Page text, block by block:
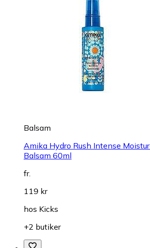
Balsam
Amika Hydro Rush Intense
Balsam 60ml
fr.
119 kr
hos Kicks
+2 butiker